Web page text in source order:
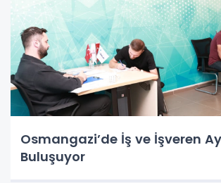
Osmangazi’de İş ve İşveren
Buluşuyor